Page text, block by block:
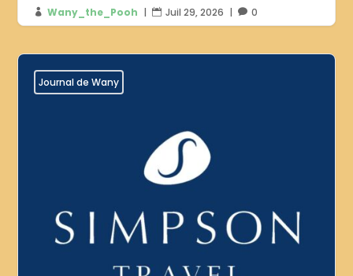
 Wany_the_Pooh |  Juil 29, 2026 |  0
Journal de Wany